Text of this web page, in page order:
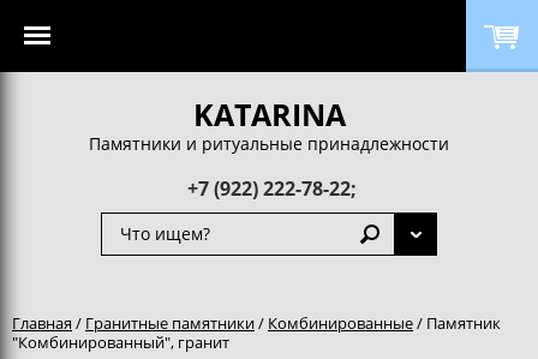
KATARINA
Памятники и ритуальные принадлежности
+7 (922) 222-78-22;
Главная / Гранитные памятники/ Комбинированные/ Памятник
"Комбинированный", гранит